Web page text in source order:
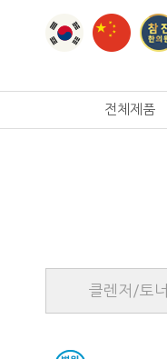
전체제품
클렌저/토너